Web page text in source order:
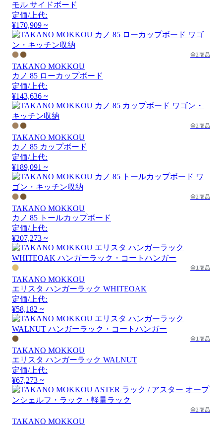
モル サイドボード
定価/上代:
¥170,909 ~
全2商品
TAKANO MOKKOU
カノ 85 ローカップボード
定価/上代:
¥143,636 ~
全2商品
TAKANO MOKKOU
カノ 85 カップボード
定価/上代:
¥189,091 ~
全2商品
TAKANO MOKKOU
カノ 85 トールカップボード
定価/上代:
¥207,273 ~
全1商品
TAKANO MOKKOU
エリスタ ハンガーラック WHITEOAK
定価/上代:
¥58,182 ~
全1商品
TAKANO MOKKOU
エリスタ ハンガーラック WALNUT
定価/上代:
¥67,273 ~
全2商品
TAKANO MOKKOU